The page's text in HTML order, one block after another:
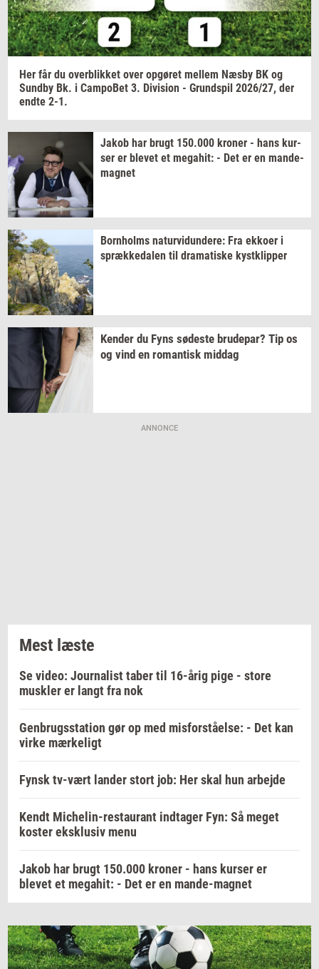
Her får du over­blik­ket over op­gø­ret mel­lem Næsby BK og
Sund­by Bk. i Cam­po­Bet 3. Di­vi­sion - Grund­spil 2026/27, der
endte 2-1.
Jakob har brugt 150.000 kro­ner - hans kur­
ser er ble­vet et me­ga­hit: - Det er en mande-​
magnet
Born­holms na­tur­vi­dun­de­re: Fra ek­ko­er i
spræk­ke­da­len til dra­ma­ti­ske kyst­klip­per
Ken­der du Fyns sø­de­ste bru­de­par? Tip os
og vind en ro­man­tisk mid­dag
ANNONCE
Mest læste
Se video: Journalist taber til 16-årig pige - store
muskler er langt fra nok
Genbrugsstation gør op med misforståelse: - Det kan
virke mærkeligt
Fynsk tv-vært lander stort job: Her skal hun arbejde
Kendt Michelin-restaurant indtager Fyn: Så meget
koster eksklusiv menu
Jakob har brugt 150.000 kroner - hans kurser er
blevet et megahit: - Det er en mande-magnet